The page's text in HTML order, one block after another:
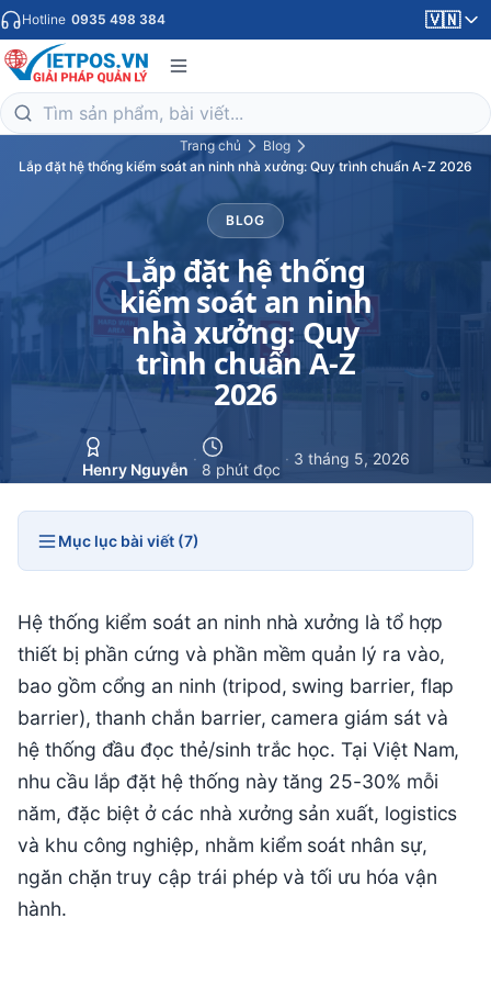
Hotline 0935 498 384 🇻🇳
Trang chủ
Blog
Lắp đặt hệ thống kiểm soát an ninh nhà xưởng: Quy trình chuẩn A-Z 2026
BLOG
Lắp đặt hệ thống
kiểm soát an ninh
nhà xưởng: Quy
trình chuẩn A-Z
2026
Henry Nguyễn
·
8 phút đọc
· 3 tháng 5, 2026
Mục lục bài viết (7)
Hệ thống kiểm soát an ninh nhà xưởng là tổ hợp
thiết bị phần cứng và phần mềm quản lý ra vào,
bao gồm cổng an ninh (tripod, swing barrier, flap
barrier), thanh chắn barrier, camera giám sát và
hệ thống đầu đọc thẻ/sinh trắc học. Tại Việt Nam,
nhu cầu lắp đặt hệ thống này tăng 25-30% mỗi
năm, đặc biệt ở các nhà xưởng sản xuất, logistics
và khu công nghiệp, nhằm kiểm soát nhân sự,
ngăn chặn truy cập trái phép và tối ưu hóa vận
hành.